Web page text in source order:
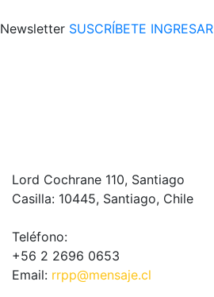
Newsletter SUSCRÍBETE INGRESAR
Lord Cochrane 110, Santiago
Casilla: 10445, Santiago, Chile
Teléfono:
+56 2 2696 0653
Email: rrpp@mensaje.cl